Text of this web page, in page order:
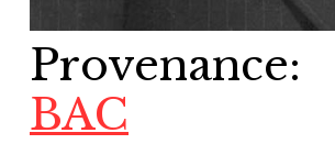
Provenance:
BAC